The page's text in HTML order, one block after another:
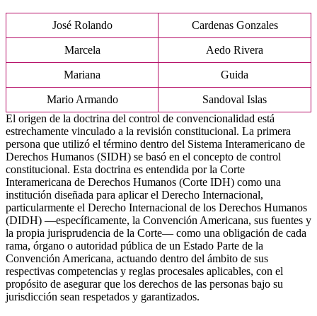
José Rolando Cardenas Gonzales
Marcela Aedo Rivera
Mariana Guida
Mario Armando
Sandoval Islas
El origen de la doctrina del control de convencionalidad está
estrechamente vinculado a la revisión constitucional. La primera
persona que utilizó el término dentro del Sistema Interamericano de
Derechos Humanos (SIDH) se basó en el concepto de control
constitucional. Esta doctrina es entendida por la Corte
Interamericana de Derechos Humanos (Corte IDH) como una
institución diseñada para aplicar el Derecho Internacional,
particularmente el Derecho Internacional de los Derechos Humanos
(DIDH) —específicamente, la Convención Americana, sus fuentes y
la propia jurisprudencia de la Corte— como una obligación de cada
rama, órgano o autoridad pública de un Estado Parte de la
Convención Americana, actuando dentro del ámbito de sus
respectivas competencias y reglas procesales aplicables, con el
propósito de asegurar que los derechos de las personas bajo su
jurisdicción sean respetados y garantizados.